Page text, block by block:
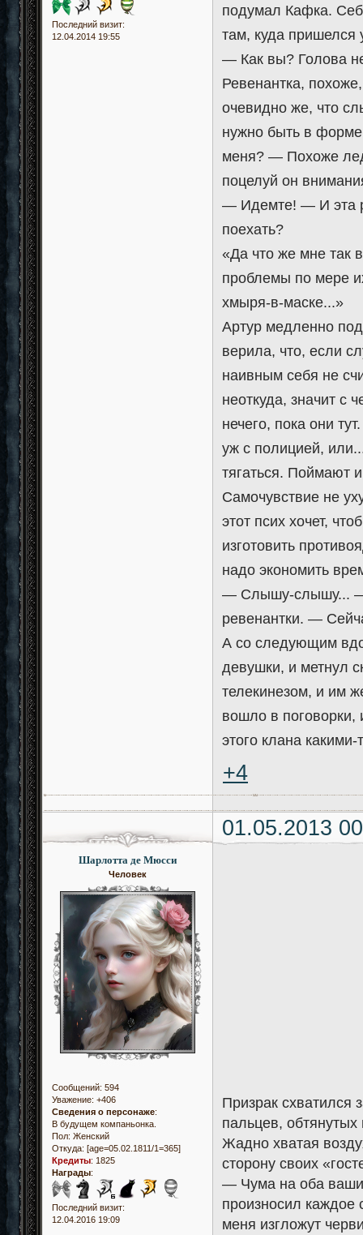
Последний визит:
12.04.2014 19:55
подумал Кафка.
там, куда пришелся
— Как вы? Голова
Ревенантка,
очевидно же, что
нужно быть в
меня? — Похоже
поцелуй он
— Идемте! — И эта
поехать?
«Да что же мне так
проблемы по мере
хмыря-в-маске...»
Артур медленно
верила, что, если
наивным себя не
неоткуда, значит с
нечего, пока они
уж с полицией,
тягаться. Поймают
Самочувствие не
этот псих хочет,
изготовить
надо экономить
— Слышу-слышу... —
ревенантки. —
А со следующим
девушки, и метнул
телекинезом, и им
вошло в поговорки,
этого клана
+4
01.05.2013
Шарлотта де Мюсси
Человек
Сообщений: 594
Уважение: +406
Сведения о персонаже:
В будущем компаньонка.
Пол: Женский
Откуда: [age=05.02.1811/1=365]
Кредиты: 1825
Награды:
Последний визит:
12.04.2016 19:09
Призрак схватился
пальцев, обтянутых
Жадно хватая
сторону своих
— Чума на оба
произносил
меня изгложут